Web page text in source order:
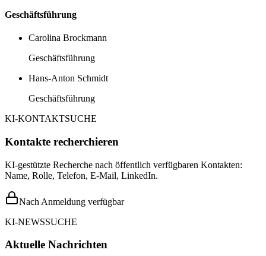
Geschäftsführung
Carolina Brockmann
Geschäftsführung
Hans-Anton Schmidt
Geschäftsführung
KI-KONTAKTSUCHE
Kontakte recherchieren
KI-gestützte Recherche nach öffentlich verfügbaren Kontakten:
Name, Rolle, Telefon, E-Mail, LinkedIn.
Nach Anmeldung verfügbar
KI-NEWSSUCHE
Aktuelle Nachrichten